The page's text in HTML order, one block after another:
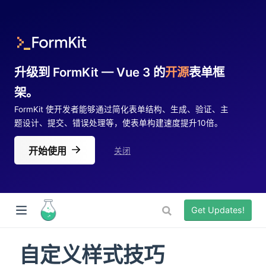
升级到 FormKit — Vue 3 的开源表单框
架。
FormKit 使开发者能够通过简化表单结构、生成、验证、主
题设计、提交、错误处理等，使表单构建速度提升10倍。
开始使用 关闭
Get Updates!
自定义样式技巧